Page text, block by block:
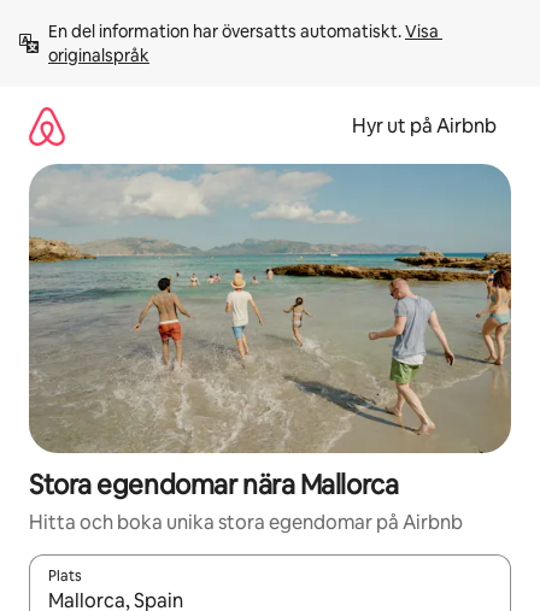
innehåll
En del information har översatts automatiskt. Visa
originalspråk
Hyr ut på Airbnb
Stora egendomar nära Mallorca
Hitta och boka unika stora egendomar på Airbnb
Plats
När resultaten är tillgängliga kan du navigera med upp- och